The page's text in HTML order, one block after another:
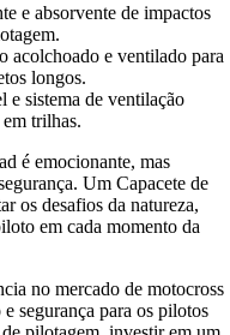
e absorvente de impactos
acolchoado e ventilado para
longos.
e sistema de ventilação
trilhas.
é emocionante, mas
Um Capacete de
os desafios da natureza,
em cada momento da
no mercado de motocross
segurança para os pilotos